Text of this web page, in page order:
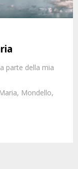
parte della mia
Mondello,